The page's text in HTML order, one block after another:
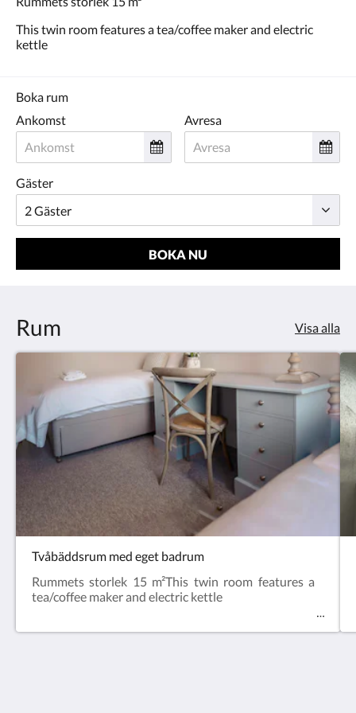
eller
föregående.
This twin room features a tea/coffee maker and electric
kettle
Boka rum
Ankomst
Avresa
Gäster
BOKA NU
Rum Visa alla
Tvåbäddsrum med eget badrum
Rummets storlek 15 m²This twin room features a
tea/coffee maker and electric kettle